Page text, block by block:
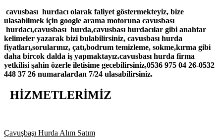
cavusbası hurdacı olarak faliyet göstermekteyiz, bize
ulasabilmek için google arama motoruna cavusbası
hurdacı,cavusbası hurda,cavusbası hurdacılar gibi anahtar
kelimeler yazarak bizi bulabilirsiniz, cavusbası hurda
fiyatları,sorularınız, çatı,bodrum temizleme, sokme,kırma gibi
daha bircok dalda iş yapmaktayız.cavusbası hurda firma
yetkilisi şahin özerle iletisime gecebilirsiniz,0536 975 04 26-0532
448 37 26 numaralardan 7/24 ulasabilirsiniz.
HİZMETLERİMİZ
Çavuşbaşı Hurda Alım Satım